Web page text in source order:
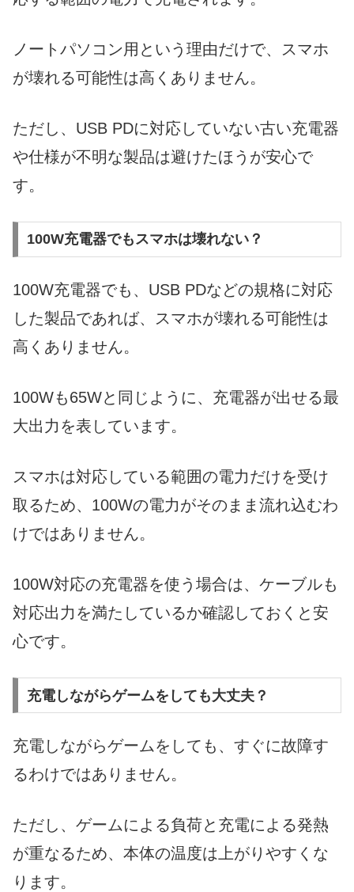
ノートパソコン用という理由だけで、スマホ
が壊れる可能性は高くありません。
ただし、USB PDに対応していない古い充電器
や仕様が不明な製品は避けたほうが安心で
す。
100W充電器でもスマホは壊れない？
100W充電器でも、USB PDなどの規格に対応
した製品であれば、スマホが壊れる可能性は
高くありません。
100Wも65Wと同じように、充電器が出せる最
大出力を表しています。
スマホは対応している範囲の電力だけを受け
取るため、100Wの電力がそのまま流れ込むわ
けではありません。
100W対応の充電器を使う場合は、ケーブルも
対応出力を満たしているか確認しておくと安
心です。
充電しながらゲームをしても大丈夫？
充電しながらゲームをしても、すぐに故障す
るわけではありません。
ただし、ゲームによる負荷と充電による発熱
が重なるため、本体の温度は上がりやすくな
ります。